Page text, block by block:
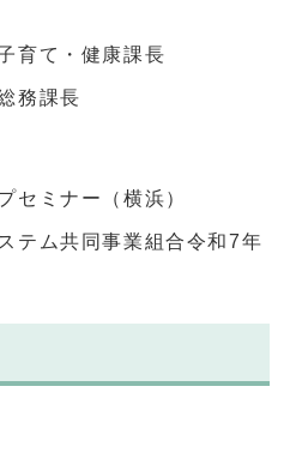
育て・健康課長
務課長
セミナー（横浜）
テム共同事業組合令和7年